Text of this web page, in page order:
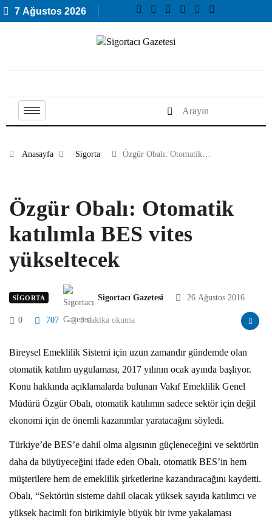
7 Ağustos 2026
Anasayfa Sigorta Özgür Obalı: Otomatik…
Özgür Obalı: Otomatik
katılımla BES vites
yükseltecek
SIGORTA Sigortacı Gazetesi 26 Ağustos 2016
0 707 3 dakika okuma
Bireysel Emeklilik Sistemi için uzun zamandır gündemde olan
otomatik katılım uygulaması, 2017 yılının ocak ayında başlıyor.
Konu hakkında açıklamalarda bulunan Vakıf Emeklilik Genel
Müdürü Özgür Obalı, otomatik katılımın sadece sektör için değil
ekonomi için de önemli kazanımlar yaratacağını söyledi.
Türkiye’de BES’e dahil olma algısının güçleneceğini ve sektörün
daha da büyüyeceğini ifade eden Obalı, otomatik BES’in hem
müşterilere hem de emeklilik şirketlerine kazandıracağını kaydetti.
Obalı, “Sektörün sisteme dahil olacak yüksek sayıda katılımcı ve
yüksek hacimli fon birikimiyle büyük bir ivme yakalaması